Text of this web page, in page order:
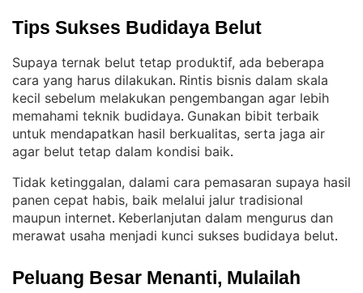
Tips Sukses Budidaya Belut
Supaya ternak belut tetap produktif, ada beberapa
cara yang harus dilakukan. Rintis bisnis dalam skala
kecil sebelum melakukan pengembangan agar lebih
memahami teknik budidaya. Gunakan bibit terbaik
untuk mendapatkan hasil berkualitas, serta jaga air
agar belut tetap dalam kondisi baik.
Tidak ketinggalan, dalami cara pemasaran supaya hasil
panen cepat habis, baik melalui jalur tradisional
maupun internet. Keberlanjutan dalam mengurus dan
merawat usaha menjadi kunci sukses budidaya belut.
Peluang Besar Menanti, Mulailah